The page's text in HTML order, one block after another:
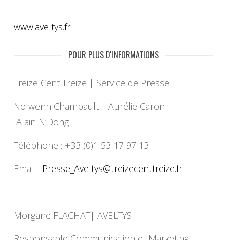
www.aveltys.fr
POUR PLUS D'INFORMATIONS
Treize Cent Treize | Service de Presse
Nolwenn Champault – Aurélie Caron –
Alain N’Dong
Téléphone : +33 (0)1 53 17 97 13
Email : Presse_Aveltys@treizecenttreize.fr
Morgane FLACHAT| AVELTYS